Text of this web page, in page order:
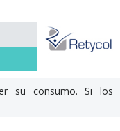
su consumo. Si los